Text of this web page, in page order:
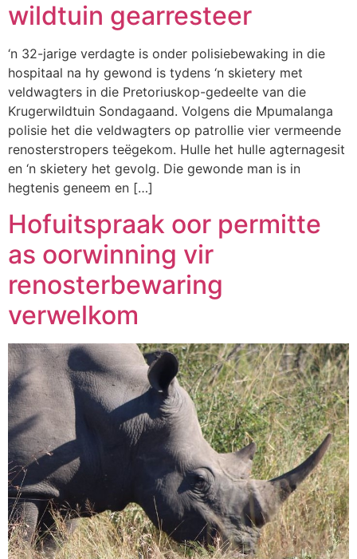
wildtuin gearresteer
‘n 32-jarige verdagte is onder polisiebewaking in die
hospitaal na hy gewond is tydens ‘n skietery met
veldwagters in die Pretoriuskop-gedeelte van die
Krugerwildtuin Sondagaand. Volgens die Mpumalanga
polisie het die veldwagters op patrollie vier vermeende
renosterstropers teëgekom. Hulle het hulle agternagesit
en ‘n skietery het gevolg. Die gewonde man is in
hegtenis geneem en […]
Hofuitspraak oor permitte
as oorwinning vir
renosterbewaring
verwelkom